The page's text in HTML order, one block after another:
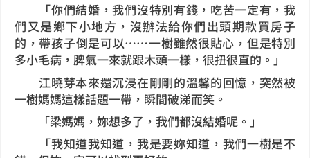
「你們結婚，我們沒特別有錢，吃苦一定有，我
們又是鄉下小地方，沒辦法給你們出頭期款買房子
的，帶孩子倒是可以……一樹雖然很貼心，但是特別
多小毛病，脾氣一來就跟木頭一樣，很扭很直的。」
江曉芽本來還沉浸在剛剛的溫馨的回憶，突然被
一樹媽媽這樣話題一帶，瞬間破涕而笑。
「梁媽媽，妳想多了，我們都沒結婚呢。」
「我知道我知道，我是要妳知道，我們一樹是不